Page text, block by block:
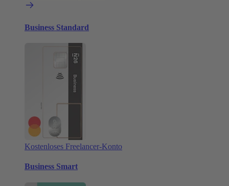
Business Standard
Kostenloses Freelancer-Konto
Business Smart